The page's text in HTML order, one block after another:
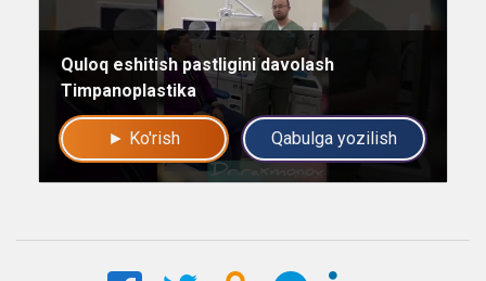
Quloq eshitish pastligini davolash
Timpanoplastika
► Ko'rish Qabulga yozilish